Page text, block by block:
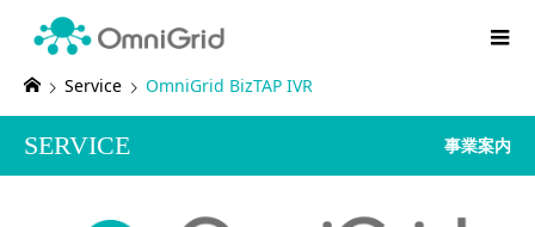
Service OmniGrid BizTAP IVR
SERVICE 事業案内